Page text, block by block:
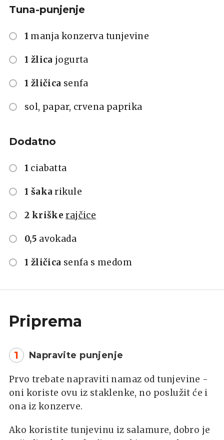
Tuna-punjenje
1 manja konzerva tunjevine
1 žlica jogurta
1 žličica senfa
sol, papar, crvena paprika
Dodatno
1 ciabatta
1 šaka rikule
2 kriške rajčice
0,5 avokada
1 žličica senfa s medom
Priprema
1 Napravite punjenje
Prvo trebate napraviti namaz od tunjevine -
oni koriste ovu iz staklenke, no poslužit će i
ona iz konzerve.
Ako koristite tunjevinu iz salamure, dobro je